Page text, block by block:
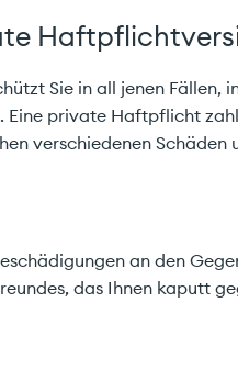
Sie in all jenen Fällen,
private Haftpflicht
verschiedenen Schäden
an den
das Ihnen kaputt
hier
&